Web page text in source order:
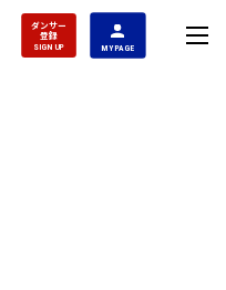
ダンサー
登録
SIGN UP MY PAGE